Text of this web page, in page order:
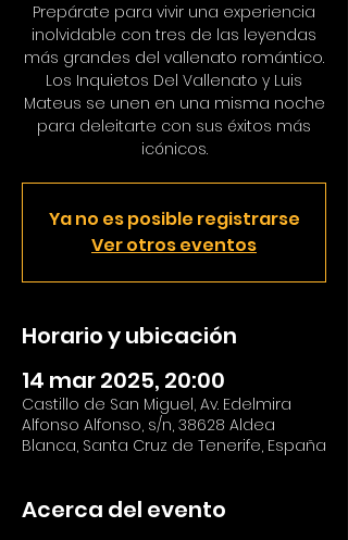
Prepárate para vivir una experiencia
inolvidable con tres de las leyendas
más grandes del vallenato romántico.
Los Inquietos Del Vallenato y Luis
Mateus se unen en una misma noche
para deleitarte con sus éxitos más
icónicos.
Ya no es posible registrarse
Ver otros eventos
Horario y ubicación
14 mar 2025, 20:00
Castillo de San Miguel, Av. Edelmira
Alfonso Alfonso, s/n, 38628 Aldea
Blanca, Santa Cruz de Tenerife, España
Acerca del evento